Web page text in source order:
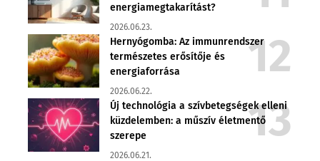
energiamegtakarítást?
2026.06.23.
Hernyógomba: Az immunrendszer
természetes erősítője és
energiaforrása
2026.06.22.
Új technológia a szívbetegségek elleni
küzdelemben: a műszív életmentő
szerepe
2026.06.21.